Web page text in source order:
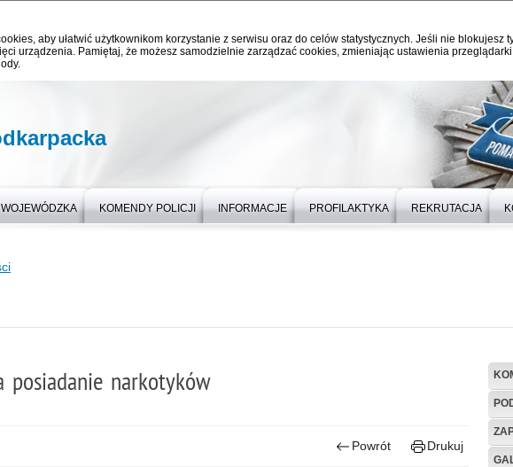
aby ułatwić użytkownikom korzystanie z serwisu oraz do celów statystycznych. Jeśli nie blokujesz
urządzenia. Pamiętaj, że możesz samodzielnie zarządzać cookies, zmieniając ustawienia
KOMENDY POLICJI INFORMACJE PROFILAKTYKA REKRUTACJA
narkotyków
Powrót Drukuj